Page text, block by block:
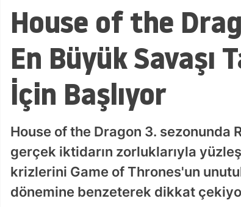
House of the
En Büyük
İçin Başlıyor
House of the Dragon 3. sezonunda
gerçek iktidarın zorluklarıyla
krizlerini Game of Thrones'un
dönemine benzeterek dikkat